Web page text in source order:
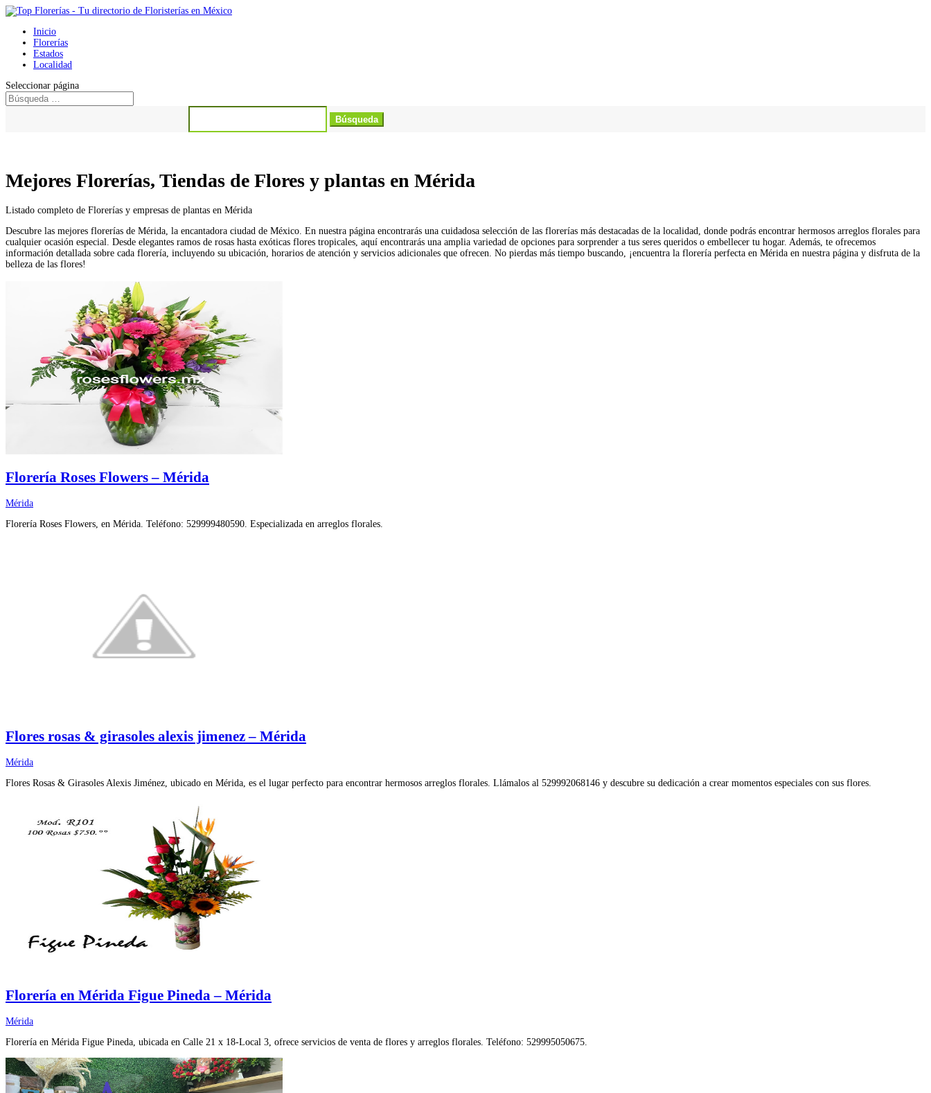
Inicio
Florerías
Estados
Localidad
Seleccionar página
Buscar:
Mejores Florerías, Tiendas de Flores y plantas en Mérida
Listado completo de Florerías y empresas de plantas en Mérida
Descubre las mejores florerías de Mérida, la encantadora ciudad de México. En nuestra página encontrarás una cuidadosa selección de las florerías más destacadas de la localidad, donde podrás encontrar hermosos arreglos florales para
cualquier ocasión especial. Desde elegantes ramos de rosas hasta exóticas flores tropicales, aquí encontrarás una amplia variedad de opciones para sorprender a tus seres queridos o embellecer tu hogar. Además, te ofrecemos
información detallada sobre cada florería, incluyendo su ubicación, horarios de atención y servicios adicionales que ofrecen. No pierdas más tiempo buscando, ¡encuentra la florería perfecta en Mérida en nuestra página y disfruta de la
belleza de las flores!
Florería Roses Flowers – Mérida
Mérida
Florería Roses Flowers, en Mérida. Teléfono: 529999480590. Especializada en arreglos florales.
Flores rosas & girasoles alexis jimenez – Mérida
Mérida
Flores Rosas & Girasoles Alexis Jiménez, ubicado en Mérida, es el lugar perfecto para encontrar hermosos arreglos florales. Llámalos al 529992068146 y descubre su dedicación a crear momentos especiales con sus flores.
Florería en Mérida Figue Pineda – Mérida
Mérida
Florería en Mérida Figue Pineda, ubicada en Calle 21 x 18-Local 3, ofrece servicios de venta de flores y arreglos florales. Teléfono: 529995050675.